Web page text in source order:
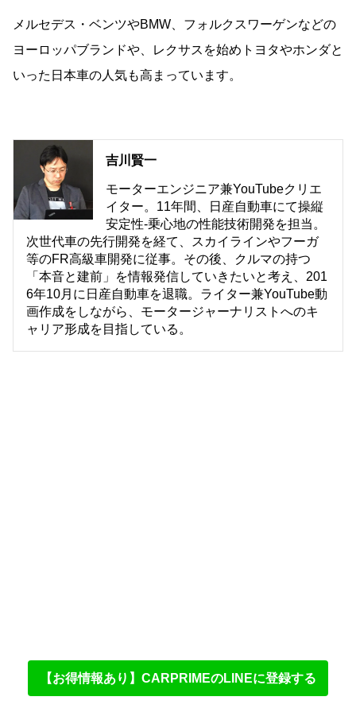
メルセデス・ベンツやBMW、フォルクスワーゲンなどの
ヨーロッパブランドや、レクサスを始めトヨタやホンダと
いった日本車の人気も高まっています。
吉川賢一
モーターエンジニア兼YouTubeクリエ
イター。11年間、日産自動車にて操縦
安定性-乗心地の性能技術開発を担当。
次世代車の先行開発を経て、スカイラインやフーガ
等のFR高級車開発に従事。その後、クルマの持つ
「本音と建前」を情報発信していきたいと考え、201
6年10月に日産自動車を退職。ライター兼YouTube動
画作成をしながら、モータージャーナリストへのキ
ャリア形成を目指している。
【お得情報あり】CARPRIMEのLINEに登録する